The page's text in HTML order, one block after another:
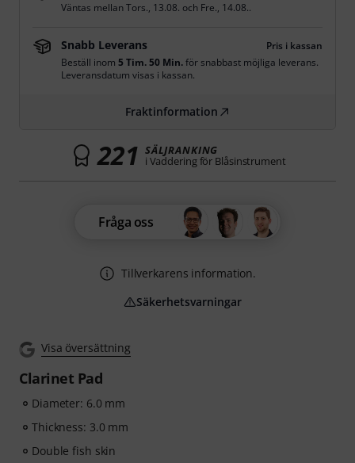
Visa översättning
Clarinet Pad
Diameter: 6.0 mm
Thickness: 3.0 mm
Double fish skin
Väntas mellanTors., 13.08. och Fre., 14.08..
Snabb Leverans
Pris i kassan
Beställ inom 5 Tim. 50 Min.för snabbast möjliga leverans.
Leveransdatum visas i kassan.
Fraktinformation
221 SÄLJRANKING
i Vaddering för Blåsinstrument
Fråga oss
Tillverkarens information.
Säkerhetsvarningar